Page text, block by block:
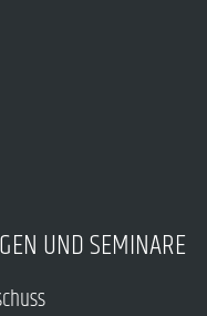
UND SEMINARE